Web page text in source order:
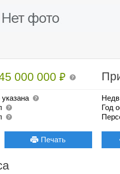
000 000₽
указана
Год
Печать